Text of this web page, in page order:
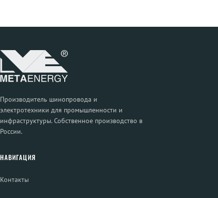
Производитель шинопровода и
электротехники для промышленности и
инфраструктуры. Собственное производство в
России.
НАВИГАЦИЯ
Контакты